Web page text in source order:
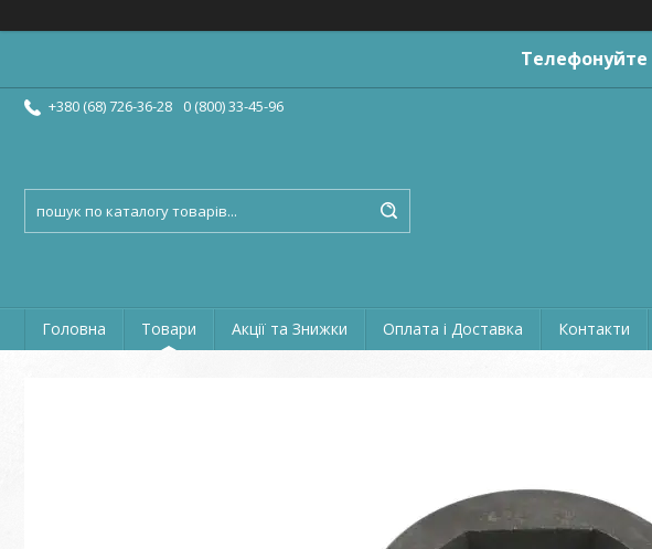
Телефонуйте
+380 (68) 726-36-28 0 (800) 33-45-96
Головна Товари Акції та Знижки Оплата і Доставка Контакти